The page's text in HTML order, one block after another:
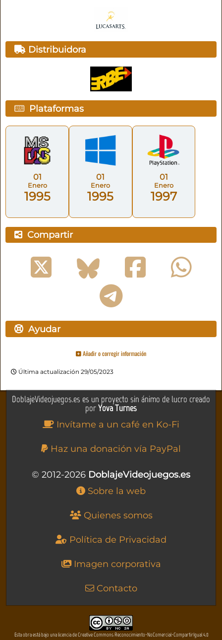
Distribuidora
Plataformas
01
Enero
1995
01
Enero
1995
01
Enero
1997
Compartir
Ayudar
Añadir o corregir información
Última actualización 29/05/2023
DoblajeVideojuegos.es es un proyecto sin ánimo de lucro creado
porYova Turnes
Invítame a un café en Ko-Fi
Haz una donación vía PayPal
© 2012-2026 DoblajeVideojuegos.es
Sobre la web
Quienes somos
Política de Privacidad
Imagen corporativa
Contacto
Esta obra está bajo una licencia de Creative Commons Reconocimiento-NoComercial-CompartirIgual 4.0